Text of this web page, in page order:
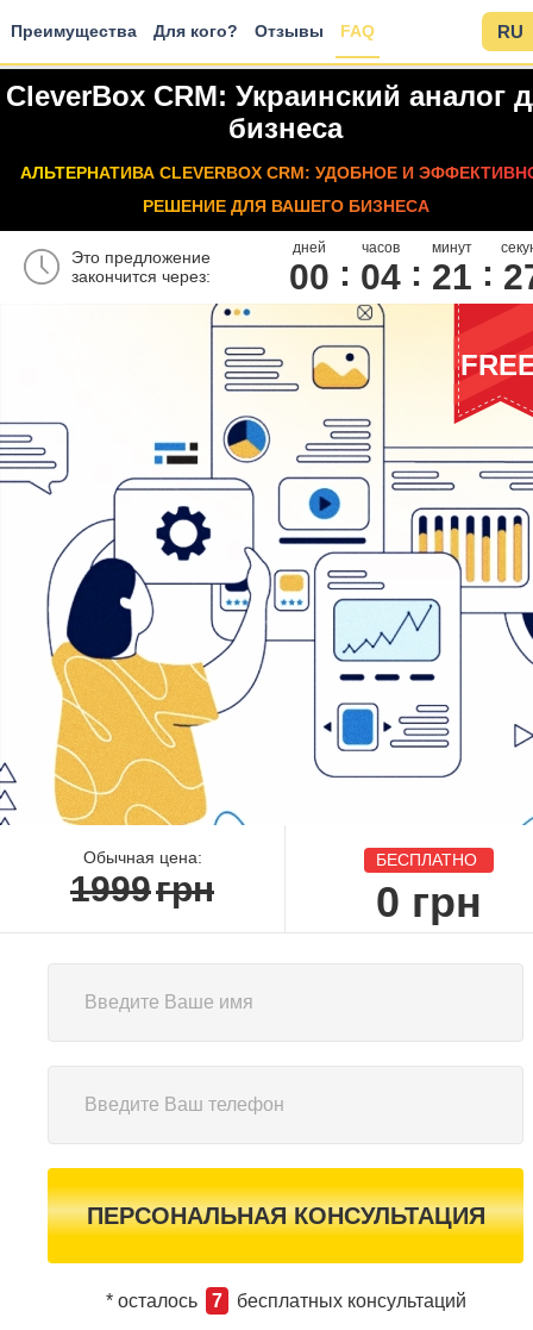
Преимущества Для кого? Отзывы FAQ RU
CleverBox CRM: Украинский аналог
бизнеса
АЛЬТЕРНАТИВА CLEVERBOX CRM: УДОБНОЕ И
РЕШЕНИЕ ДЛЯ ВАШЕГО БИЗНЕСА
Это предложение
закончится через:
дней
00
часов
04
минут
21 2
Обычная цена:
1999грн
БЕСПЛАТНО
0 грн
ПЕРСОНАЛЬНАЯ КОНСУЛЬТАЦИЯ
* осталось 7 бесплатных консультаций